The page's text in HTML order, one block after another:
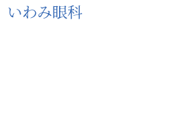
いわみ眼科